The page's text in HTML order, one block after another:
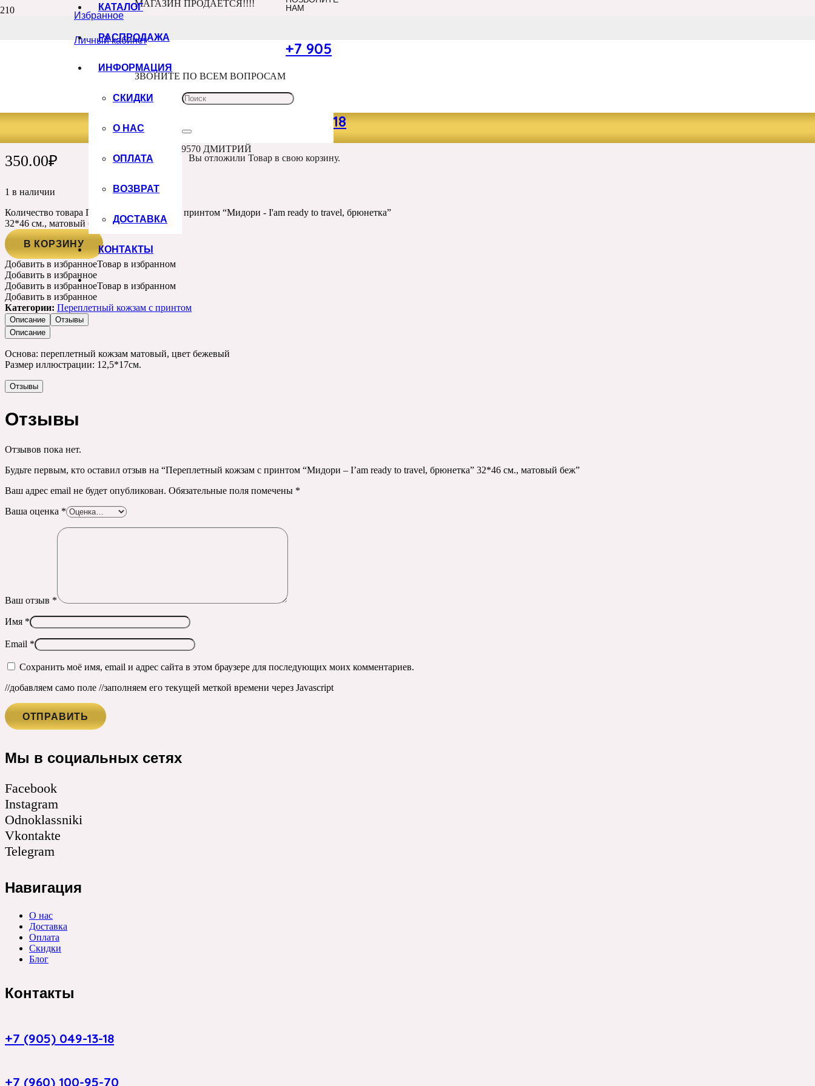
Избранное
Личный кабинет
МАГАЗИН ПРОДАЁТСЯ!!!!
ЗВОНИТЕ ПО ВСЕМ ВОПРОСАМ
+7 960 100 9570 ДМИТРИЙ
НАМ
+7 905
049 13 18
КАТАЛОГ
РАСПРОДАЖА
ИНФОРМАЦИЯ
СКИДКИ
О НАС
ОПЛАТА
ВОЗВРАТ
ДОСТАВКА
КОНТАКТЫ
Вы отложилиТовар в свою корзину.
Переплетный кожзам с принтом “Мидори – I’am ready to travel, брюнетка” 32*46 см., матовый беж
ПЕРЕПЛЕТНЫЙ КОЖЗАМ С ПРИНТОМ “МИДОРИ
– I’AM READY TO TRAVEL, БРЮНЕТКА” 32*46 СМ.,
МАТОВЫЙ БЕЖ
350.00₽
1 в наличии
Количество товара Переплетный кожзам с принтом “Мидори - I'am ready to travel, брюнетка”
32*46 см., матовый беж
В КОРЗИНУ
Добавить в избранноеТовар в избранном
Добавить в избранное
Добавить в избранноеТовар в избранном
Добавить в избранное
Категории: Переплетный кожзам с принтом
Описание
Отзывы
Описание
Основа: переплетный кожзам матовый, цвет бежевый
Размер иллюстрации: 12,5*17см.
Отзывы
Отзывы
Отзывов пока нет.
Будьте первым, кто оставил отзыв на “Переплетный кожзам с принтом “Мидори – I’am ready to travel, брюнетка” 32*46 см., матовый беж”
Ваш адрес email не будет опубликован. Обязательные поля помечены *
Ваша оценка *
Ваш отзыв *
Имя *
Email *
Сохранить моё имя, email и адрес сайта в этом браузере для последующих моих комментариев.
//добавляем само поле //заполняем его текущей меткой времени через Javascript
Мы в социальных сетях
Facebook
Instagram
Odnoklassniki
Vkontakte
Telegram
Навигация
О нас
Доставка
Оплата
Скидки
Блог
Контакты
+7 (905) 049-13-18
+7 (960) 100-95-70